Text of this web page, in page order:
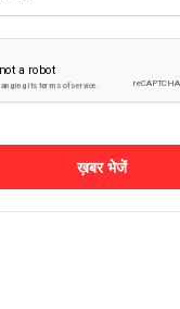
ख़बर भेजें